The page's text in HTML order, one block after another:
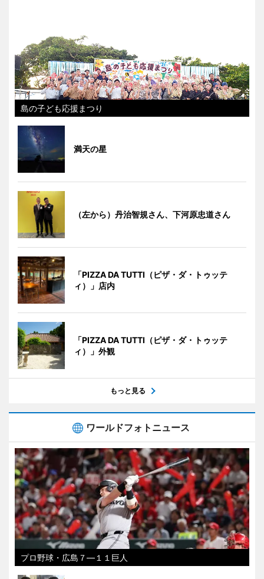
島の子ども応援まつり
満天の星
（左から）丹治智規さん、下河原忠道さん
「PIZZA DA TUTTI（ピザ・ダ・トゥッテ
ィ）」店内
「PIZZA DA TUTTI（ピザ・ダ・トゥッテ
ィ）」外観
もっと見る
ワールドフォトニュース
プロ野球・広島７―１１巨人